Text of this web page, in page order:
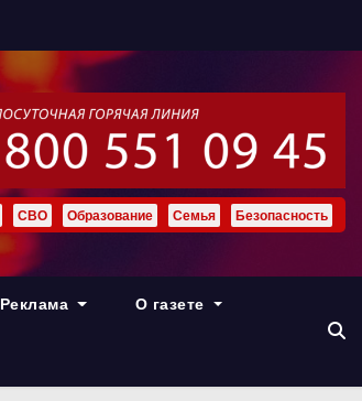
СВО Образование Семья Безопасность
Реклама О газете